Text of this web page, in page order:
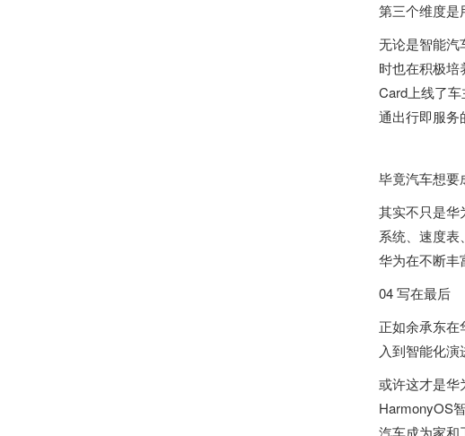
第三个维度是
无论是智能汽
时也在积极
Card上线了
通出行即服
毕竟汽车想要
其实不只是华
系统、速度表
华为在不断丰
04 写在最后
正如余承东在
入到智能化
或许这才是华
HarmonyOS